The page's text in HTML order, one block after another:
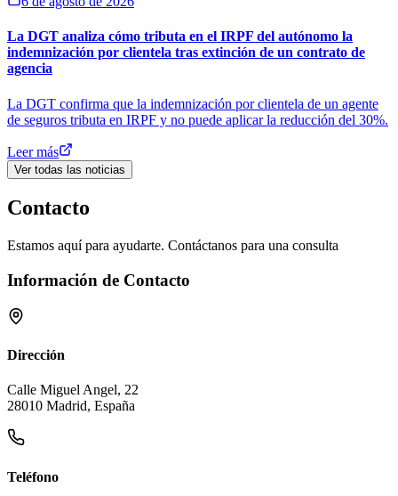
La DGT analiza cómo tributa en el IRPF del autónomo la
indemnización por clientela tras extinción de un contrato de
agencia
La DGT confirma que la indemnización por clientela de un agente
de seguros tributa en IRPF y no puede aplicar la reducción del 30%.
Leer más
Ver todas las noticias
Contacto
Estamos aquí para ayudarte. Contáctanos para una consulta
Información de Contacto
Dirección
Calle Miguel Angel, 22
28010 Madrid, España
Teléfono